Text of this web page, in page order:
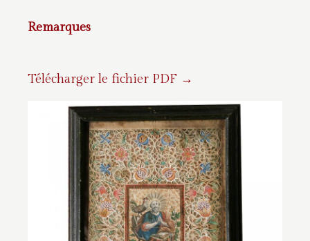
Remarques
Télécharger le fichier PDF →